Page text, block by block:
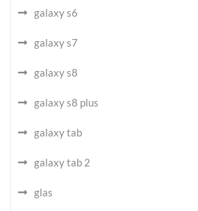
galaxy s6
galaxy s7
galaxy s8
galaxy s8 plus
galaxy tab
galaxy tab 2
glas